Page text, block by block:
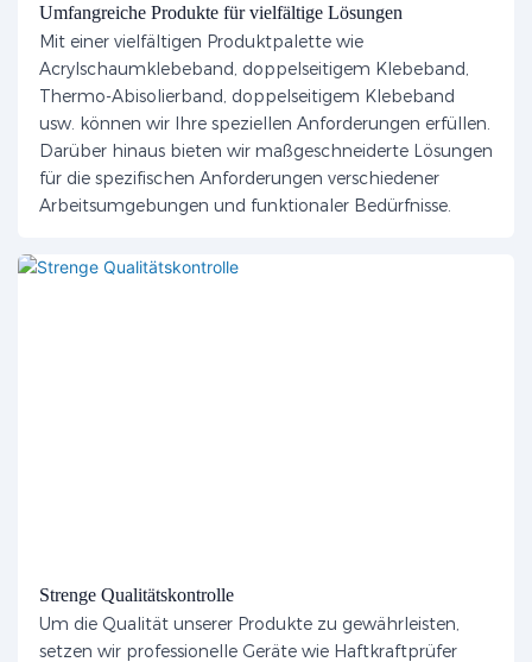
Umfangreiche Produkte für vielfältige Lösungen
Mit einer vielfältigen Produktpalette wie
Acrylschaumklebeband, doppelseitigem Klebeband,
Thermo-Abisolierband, doppelseitigem Klebeband
usw. können wir Ihre speziellen Anforderungen erfüllen.
Darüber hinaus bieten wir maßgeschneiderte Lösungen
für die spezifischen Anforderungen verschiedener
Arbeitsumgebungen und funktionaler Bedürfnisse.
Strenge Qualitätskontrolle
Um die Qualität unserer Produkte zu gewährleisten,
setzen wir professionelle Geräte wie Haftkraftprüfer